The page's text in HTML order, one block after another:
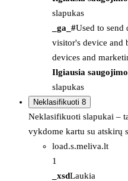
slapukas
_ga_#Used to send
visitor's device and
devices and
Ilgiausia
slapukas
Neklasifikuoti 8
Neklasifikuoti slapukai –
vykdome kartu su atskirų
load.s.meliva.lt
1
_xsdLaukia